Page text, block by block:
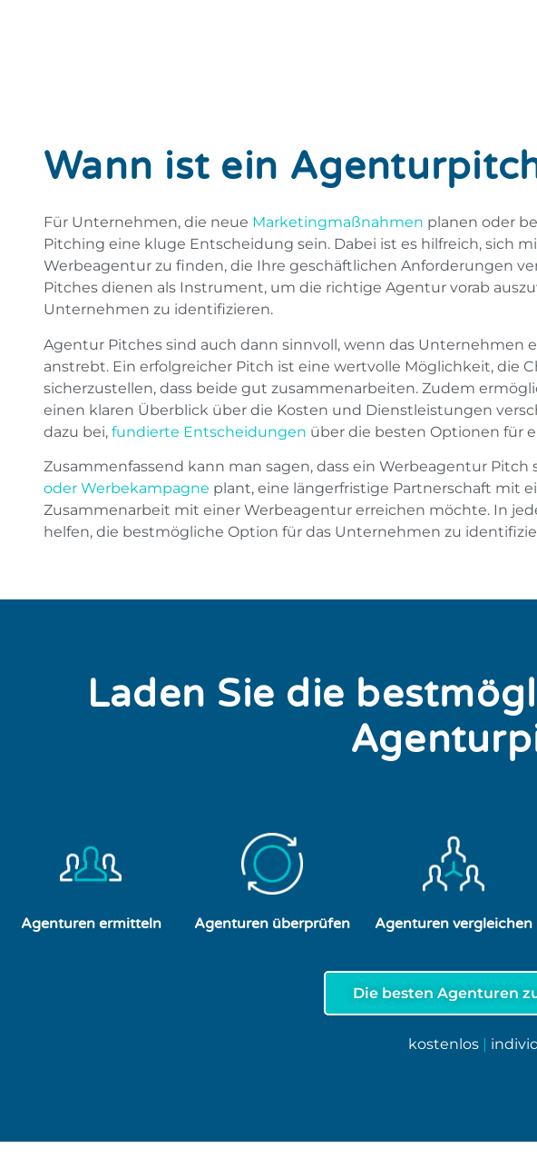
Wann ist ein
Für Unternehmen, die neue Marketingmaßnahmen planen oder
Pitching eine kluge Entscheidung sein. Dabei ist es hilfreich, sich
Werbeagentur zu finden, die Ihre geschäftlichen Anforderungen
Pitches dienen als Instrument, um die richtige Agentur vorab
Unternehmen zu identifizieren.
Agentur Pitches sind auch dann sinnvoll, wenn das
anstrebt. Ein erfolgreicher Pitch ist eine wertvolle Möglichkeit,
sicherzustellen, dass beide gut zusammenarbeiten. Zudem
einen klaren Überblick über die Kosten und Dienstleistungen
dazu bei, fundierte Entscheidungen über die besten Optionen für
Zusammenfassend kann man sagen, dass ein Werbeagentur
oder Werbekampagne plant, eine längerfristige Partnerschaft mit
Zusammenarbeit mit einer Werbeagentur erreichen möchte. In
helfen, die bestmögliche Option für das Unternehmen zu
Laden Sie die
Agenturen ermitteln Agenturen überprüfen Agenturen vergleichen
Die besten Agenturen
kostenlos